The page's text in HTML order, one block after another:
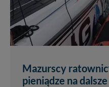
Mazurscy
pieniądze na